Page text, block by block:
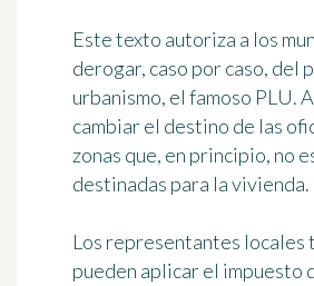
Este texto autoriza a los
derogar, caso por caso, del
urbanismo, el famoso PLU.
cambiar el destino de las
zonas que, en principio, no
destinadas para la vivienda.
Los representantes locales
pueden aplicar el impuesto